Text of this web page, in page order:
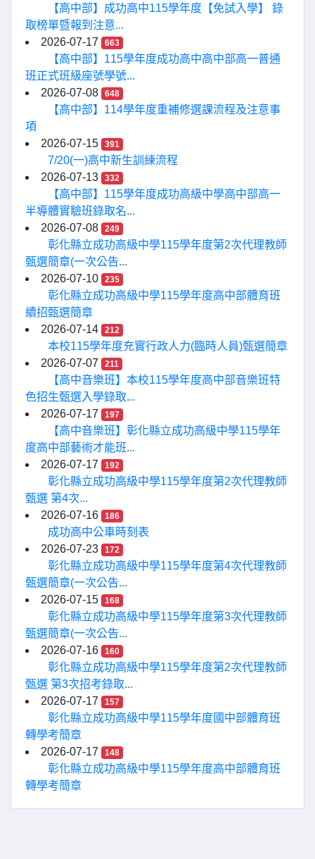
【高中部】成功高中115學年度【免試入學】 錄
取榜單暨報到注意...
2026-07-17
663
【高中部】115學年度成功高中高中部高一普通
班正式班級座號學號...
2026-07-08
648
【高中部】114學年度重補修選課流程及注意事
項
2026-07-15
391
7/20(一)高中新生訓練流程
2026-07-13
332
【高中部】115學年度成功高級中學高中部高一
半導體實驗班錄取名...
2026-07-08
249
彰化縣立成功高級中學115學年度第2次代理教師
甄選簡章(一次公告...
2026-07-10
235
彰化縣立成功高級中學115學年度高中部體育班
續招甄選簡章
2026-07-14
212
本校115學年度充實行政人力(臨時人員)甄選簡章
2026-07-07
211
【高中音樂班】本校115學年度高中部音樂班特
色招生甄選入學錄取...
2026-07-17
197
【高中音樂班】彰化縣立成功高級中學115學年
度高中部藝術才能班...
2026-07-17
192
彰化縣立成功高級中學115學年度第2次代理教師
甄選 第4次...
2026-07-16
186
成功高中公車時刻表
2026-07-23
172
彰化縣立成功高級中學115學年度第4次代理教師
甄選簡章(一次公告...
2026-07-15
168
彰化縣立成功高級中學115學年度第3次代理教師
甄選簡章(一次公告...
2026-07-16
160
彰化縣立成功高級中學115學年度第2次代理教師
甄選 第3次招考錄取...
2026-07-17
157
彰化縣立成功高級中學115學年度國中部體育班
轉學考簡章
2026-07-17
148
彰化縣立成功高級中學115學年度高中部體育班
轉學考簡章